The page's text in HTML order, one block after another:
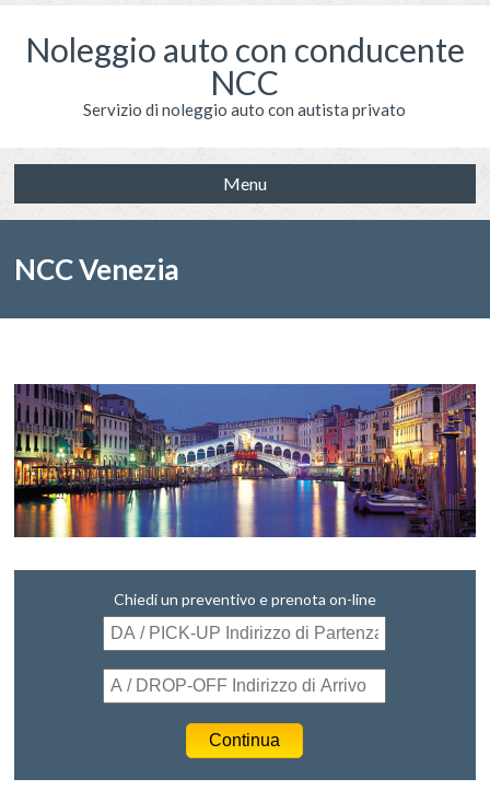
Noleggio auto con conducente
NCC
Servizio di noleggio auto con autista privato
Menu
NCC Venezia
Chiedi un preventivo e prenota on-line